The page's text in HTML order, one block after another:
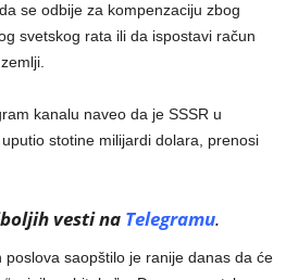
se odbije za kompenzaciju zbog
svetskog rata ili da ispostavi račun
kanalu naveo da je SSSR u
stotine milijardi dolara, prenosi
vesti na Telegramu.
poslova saopštilo je ranije danas da će